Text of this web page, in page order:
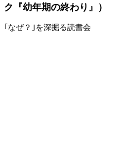
ク『幼年期の終わり』）
｢なぜ？｣を深掘る読書会